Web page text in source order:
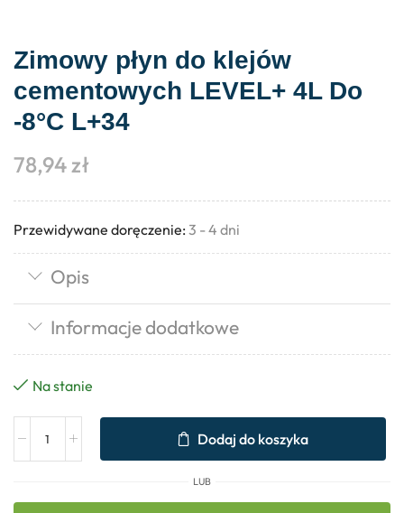
Zimowy płyn do klejów
cementowych LEVEL+ 4L Do
-8°C L+34
78,94zł
Przewidywane doręczenie: 3 - 4 dni
Opis
Informacje dodatkowe
Na stanie
Dodaj do koszyka
LUB